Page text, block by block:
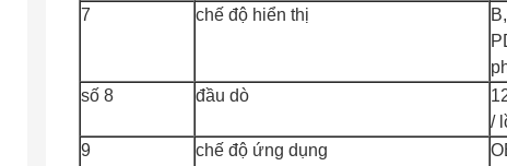
7 chế độ hiển thị
số 8
đầu dò
/
9
chế độ ứng dụng